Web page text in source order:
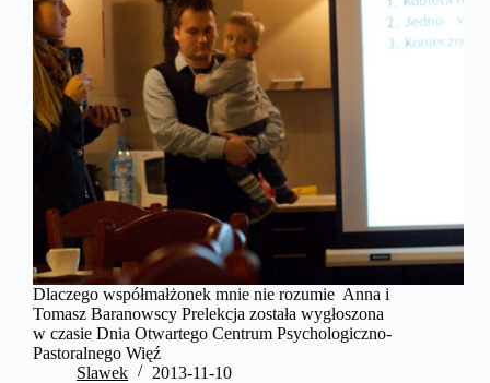
Dlaczego współmałżonek mnie nie rozumie Anna i
Tomasz Baranowscy Prelekcja została wygłoszona
w czasie Dnia Otwartego Centrum Psychologiczno-
Pastoralnego Więź
Slawek
2013-11-10